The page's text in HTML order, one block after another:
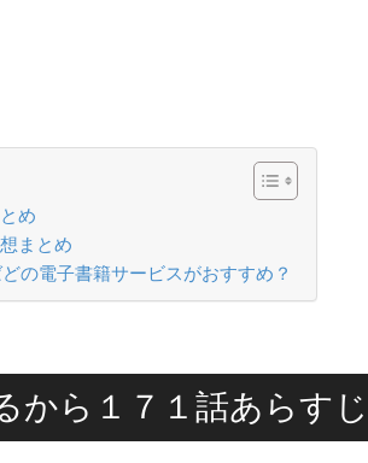
め
まとめ
の電子書籍サービスがおすすめ？
ら１７１話あらす